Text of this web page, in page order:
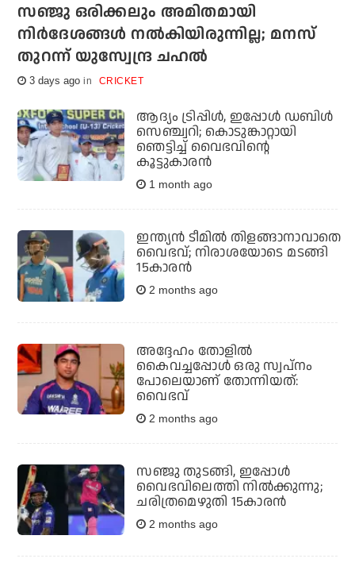
സഞ്ജു ഒരിക്കലും അമിതമായി
നിര്‍ദേശങ്ങള്‍ നല്‍കിയിരുന്നില്ല; മനസ്
തുറന്ന് യുസ്വേന്ദ്ര ചഹല്‍
3 days ago CRICKET
ആദ്യം ട്രിപ്പിൾ, ഇപ്പോൾ ഡബിൾ
സെഞ്ച്വറി; കൊടുങ്കാറ്റായി
ഞെട്ടിച്ച് വൈഭവിന്റെ
കൂട്ടുകാരൻ
1 month ago
ഇന്ത്യന്‍ ടീമില്‍ തിളങ്ങാനാവാതെ
വൈഭവ്; നിരാശയോടെ മടങ്ങി
15കാരന്‍
2 months ago
അദ്ദേഹം തോളില്‍
കൈവച്ചപ്പോള്‍ ഒരു സ്വപ്നം
പോലെയാണ് തോന്നിയത്:
വൈഭവ്
2 months ago
സഞ്ജു തുടങ്ങി, ഇപ്പോൾ
വൈഭവിലെത്തി നിൽക്കുന്നു;
ചരിത്രമെഴുതി 15കാരൻ
2 months ago